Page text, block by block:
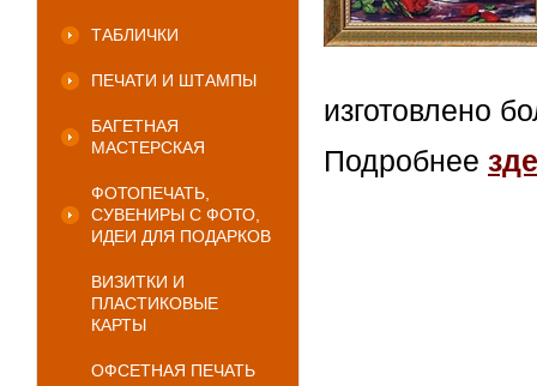
ТАБЛИЧКИ
ПЕЧАТИ И ШТАМПЫ
БАГЕТНАЯ
МАСТЕРСКАЯ
ФОТОПЕЧАТЬ,
СУВЕНИРЫ С ФОТО,
ИДЕИ ДЛЯ ПОДАРКОВ
ВИЗИТКИ И
ПЛАСТИКОВЫЕ
КАРТЫ
ОФСЕТНАЯ ПЕЧАТЬ
изготовлено
Подробнее